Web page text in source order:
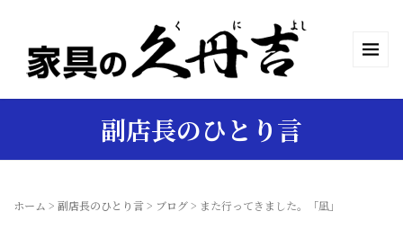
副店長のひとり言
ホーム > 副店長のひとり言> ブログ> また行ってきました。「凪」